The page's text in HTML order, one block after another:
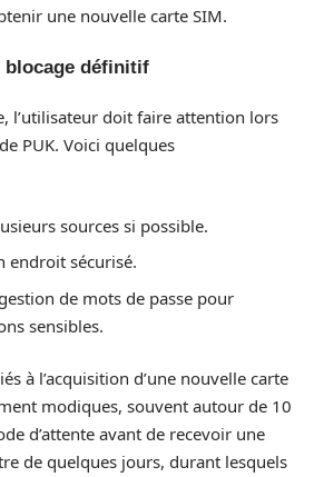
une nouvelle carte SIM.
blocage définitif
l’utilisateur doit faire attention lors
PUK. Voici quelques
sources si possible.
endroit sécurisé.
de mots de passe pour
sensibles.
à l’acquisition d’une nouvelle carte
modiques, souvent autour de 10
d’attente avant de recevoir une
de quelques jours, durant lesquels